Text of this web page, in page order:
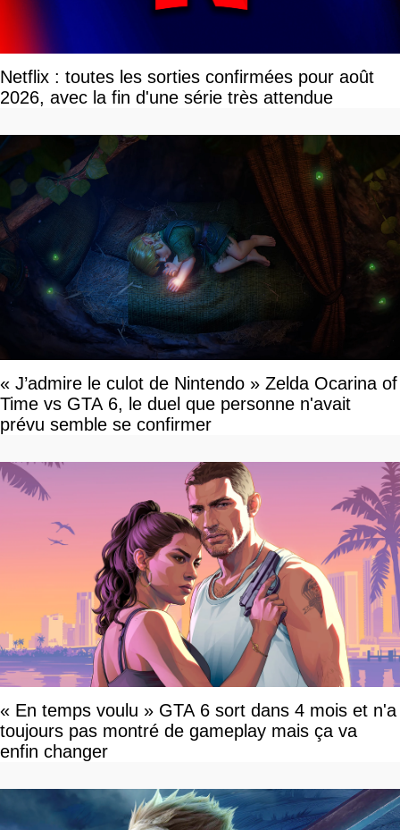
Netflix : toutes les sorties confirmées pour août
2026, avec la fin d'une série très attendue
« J’admire le culot de Nintendo » Zelda Ocarina of
Time vs GTA 6, le duel que personne n'avait
prévu semble se confirmer
« En temps voulu » GTA 6 sort dans 4 mois et n'a
toujours pas montré de gameplay mais ça va
enfin changer